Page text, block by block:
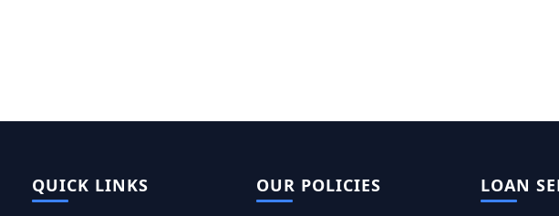
QUICK LINKS OUR POLICIES LOAN